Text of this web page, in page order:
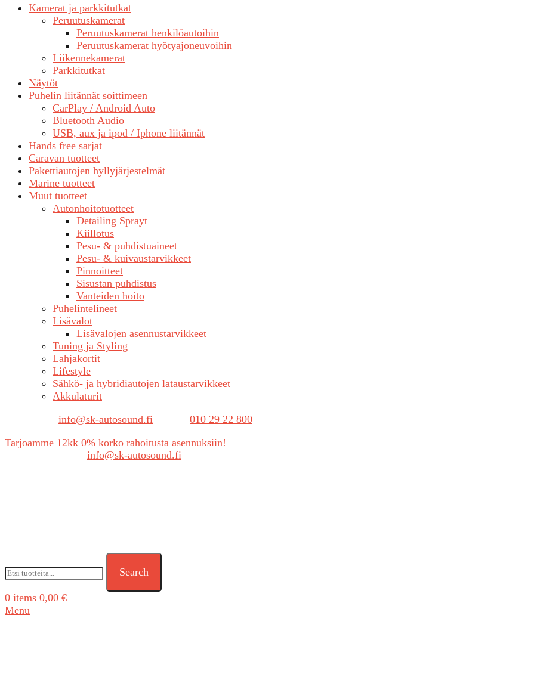
Kamerat ja parkkitutkat
Peruutuskamerat
Peruutuskamerat henkilöautoihin
Peruutuskamerat hyötyajoneuvoihin
Liikennekamerat
Parkkitutkat
Näytöt
Puhelin liitännät soittimeen
CarPlay / Android Auto
Bluetooth Audio
USB, aux ja ipod / Iphone liitännät
Hands free sarjat
Caravan tuotteet
Pakettiautojen hyllyjärjestelmät
Marine tuotteet
Muut tuotteet
Autonhoitotuotteet
Detailing Sprayt
Kiillotus
Pesu- & puhdistuaineet
Pesu- & kuivaustarvikkeet
Pinnoitteet
Sisustan puhdistus
Vanteiden hoito
Puhelintelineet
Lisävalot
Lisävalojen asennustarvikkeet
Tuning ja Styling
Lahjakortit
Lifestyle
Sähkö- ja hybridiautojen lataustarvikkeet
Akkulaturit
info@sk-autosound.fi
010 29 22 800
Tarjoamme 12kk 0% korko rahoitusta asennuksiin!
info@sk-autosound.fi
Search
0 items 0,00 €
Menu